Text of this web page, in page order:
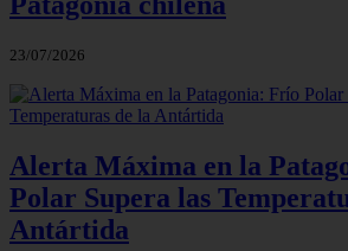
23/07/2026
Alerta Máxima en la
Polar Supera las
Antártida